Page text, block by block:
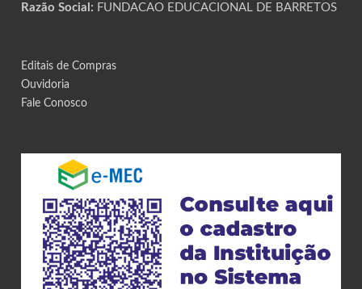
Razão Social: FUNDACAO EDUCACIONAL DE BARRETOS
Editais de Compras
Ouvidoria
Fale Conosco